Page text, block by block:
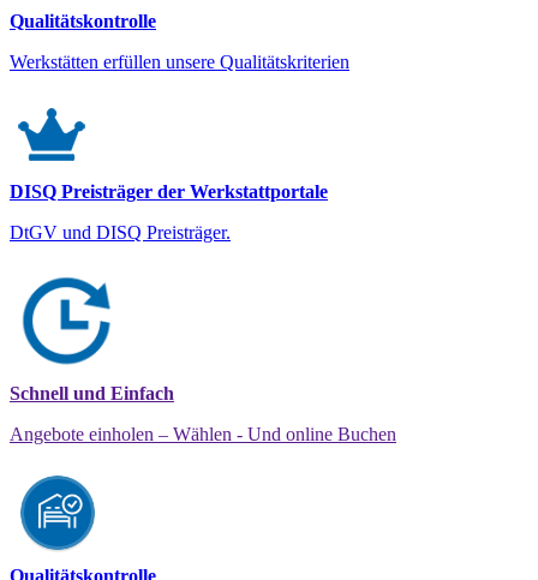
Qualitätskontrolle
Werkstätten erfüllen unsere Qualitätskriterien
DISQ Preisträger der Werkstattportale
DtGV und DISQ Preisträger.
Schnell und Einfach
Angebote einholen – Wählen - Und online Buchen
Qualitätskontrolle